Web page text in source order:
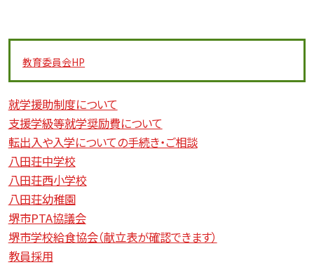
教育委員会HP
就学援助制度について
支援学級等就学奨励費について
転出入や入学についての手続き・ご相談
八田荘中学校
八田荘西小学校
八田荘幼稚園
堺市PTA協議会
堺市学校給食協会（献立表が確認できます）
教員採用